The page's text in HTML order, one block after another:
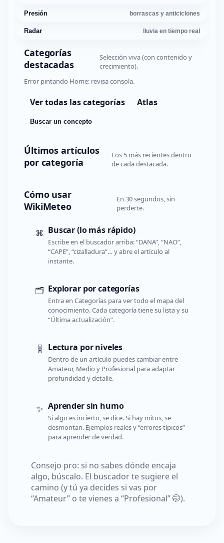
Presión borrascas y anticiclones
Radar lluvia en tiempo real
Categorías
destacadas
Selección viva (con contenido y
crecimiento).
Error pintando Home: revisa consola.
Ver todas las categorías Atlas
Buscar un concepto
Últimos artículos
por categoría
Los 5 más recientes dentro
de cada destacada.
Cómo usar
WikiMeteo
En 30 segundos, sin
perderte.
⌘ Buscar (lo más rápido)
Escribe en el buscador arriba: “DANA”, “NAO”,
“CAPE”, “cizalladura”… y abre el artículo al
instante.
🗂️ Explorar por categorías
Entra en Categorías para ver todo el mapa del
conocimiento. Cada categoría tiene su lista y su
“Última actualización”.
🎚️ Lectura por niveles
Dentro de un artículo puedes cambiar entre
Amateur, Medio y Profesional para adaptar
profundidad y detalle.
✨ Aprender sin humo
Si algo es incierto, se dice. Si hay mitos, se
desmontan. Ejemplos reales y “errores típicos”
para aprender de verdad.
Consejo pro: si no sabes dónde encaja
algo, búscalo. El buscador te sugiere el
camino (y tú ya decides si vas por
“Amateur” o te vienes a “Profesional” 🤭).